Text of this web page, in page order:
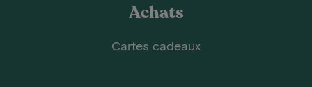
Achats
Cartes cadeaux